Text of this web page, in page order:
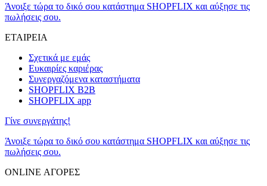
Άνοιξε τώρα το δικό σου κατάστημα SHOPFLIX και αύξησε τις
πωλήσεις σου.
ΕΤΑΙΡΕΙΑ
Σχετικά με εμάς
Ευκαιρίες καριέρας
Συνεργαζόμενα καταστήματα
SHOPFLIX B2B
SHOPFLIX app
Γίνε συνεργάτης!
Άνοιξε τώρα το δικό σου κατάστημα SHOPFLIX και αύξησε τις
πωλήσεις σου.
ONLINE ΑΓΟΡΕΣ